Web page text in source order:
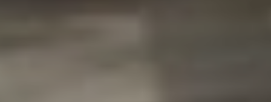
¿Necesitas más información